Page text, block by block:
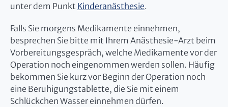
unter dem Punkt Kinderanästhesie.
Falls Sie morgens Medikamente einnehmen,
besprechen Sie bitte mit Ihrem Anästhesie-Arzt beim
Vorbereitungsgespräch, welche Medikamente vor der
Operation noch eingenommen werden sollen. Häufig
bekommen Sie kurz vor Beginn der Operation noch
eine Beruhigungstablette, die Sie mit einem
Schlückchen Wasser einnehmen dürfen.